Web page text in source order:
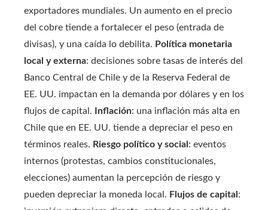
exportadores mundiales. Un aumento en el precio
del cobre tiende a fortalecer el peso (entrada de
divisas), y una caída lo debilita. Política monetaria
local y externa: decisiones sobre tasas de interés del
Banco Central de Chile y de la Reserva Federal de
EE. UU. impactan en la demanda por dólares y en los
flujos de capital.
Inflación: una inflación más alta en
Chile que en EE. UU. tiende a depreciar el peso en
términos reales. Riesgo político y social : eventos
internos (protestas, cambios constitucionales,
elecciones) aumentan la percepción de riesgo y
pueden depreciar la moneda local. Flujos de capital :